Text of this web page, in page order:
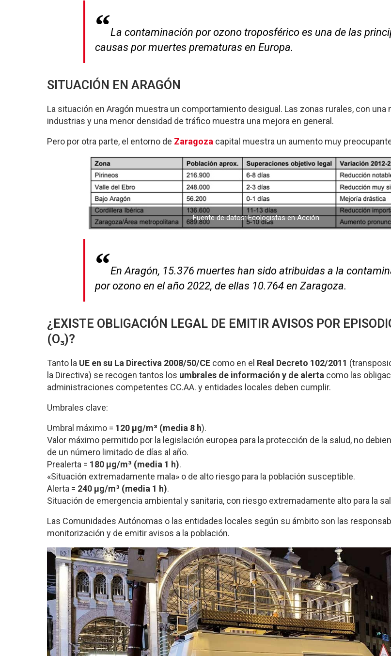
La contaminación por ozono troposférico es una de las
causas por muertes prematuras en Europa.
SITUACIÓN EN ARAGÓN
La situación en Aragón muestra un comportamiento desigual. Las zonas rurales, con una
industrias y una menor densidad de tráfico muestra una mejora en general.
Pero por otra parte, el entorno de Zaragoza capital muestra un aumento muy
Fuente de datos: Ecologistas en Acción.
En Aragón, 15.376 muertes han sido atribuidas a la
por ozono en el año 2022, de ellas 10.764 en Zaragoza.
¿EXISTE OBLIGACIÓN LEGAL DE EMITIR AVISOS POR
(O₃)?
Tanto la UE en su La Directiva 2008/50/CE como en el Real Decreto 102/2011
la Directiva) se recogen tantos los umbrales de información y de alerta como las
administraciones competentes CC.AA. y entidades locales deben cumplir.
Umbrales clave:
Umbral máximo = 120 µg/m³ (media 8 h).
Valor máximo permitido por la legislación europea para la protección de la salud, no
de un número limitado de días al año.
Prealerta = 180 µg/m³ (media 1 h).
«Situación extremadamente mala» o de alto riesgo para la población susceptible.
Alerta = 240 µg/m³ (media 1 h).
Situación de emergencia ambiental y sanitaria, con riesgo extremadamente alto para la
Las Comunidades Autónomas o las entidades locales según su ámbito son las
monitorización y de emitir avisos a la población.